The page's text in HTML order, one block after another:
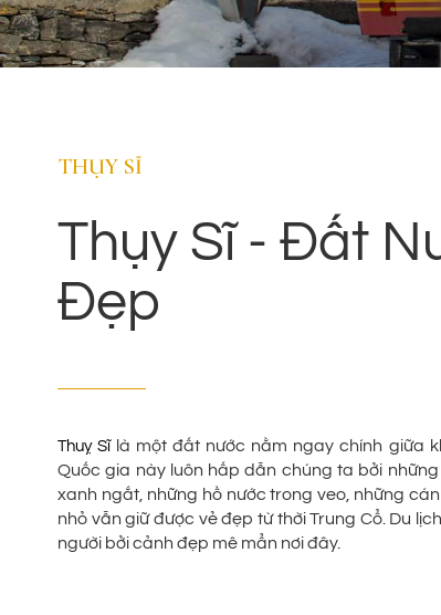
THỤY SĨ
Thụy Sĩ - Đất
Đẹp
Thuỵ Sĩlà một đất nước nằm ngay chính giữa
Quốc gia này luôn hấp dẫn chúng ta bởi
xanh ngắt, những hồ nước trong veo, những
nhỏ vẫn giữ được vẻ đẹp từ thời Trung Cổ. Du
người bởi cảnh đẹp mê mẩn nơi đây.